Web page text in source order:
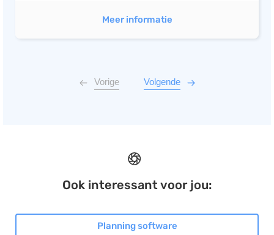
Meer informatie
Vorige Volgende
Ook interessant voor jou:
Planning software